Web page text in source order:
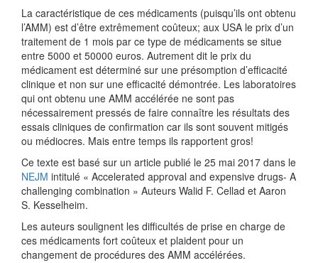
La caractéristique de ces médicaments (puisqu’ils ont obtenu
l’AMM) est d’être extrêmement coûteux; aux USA le prix d’un
traitement de 1 mois par ce type de médicaments se situe
entre 5000 et 50000 euros. Autrement dit le prix du
médicament est déterminé sur une présomption d’efficacité
clinique et non sur une efficacité démontrée. Les laboratoires
qui ont obtenu une AMM accélérée ne sont pas
nécessairement pressés de faire connaître les résultats des
essais cliniques de confirmation car ils sont souvent mitigés
ou médiocres. Mais entre temps ils rapportent gros!
Ce texte est basé sur un article publié le 25 mai 2017 dans le
NEJM intitulé « Accelerated approval and expensive drugs- A
challenging combination » Auteurs Walid F. Cellad et Aaron
S. Kesselheim.
Les auteurs soulignent les difficultés de prise en charge de
ces médicaments fort coûteux et plaident pour un
changement de procédures des AMM accélérées.